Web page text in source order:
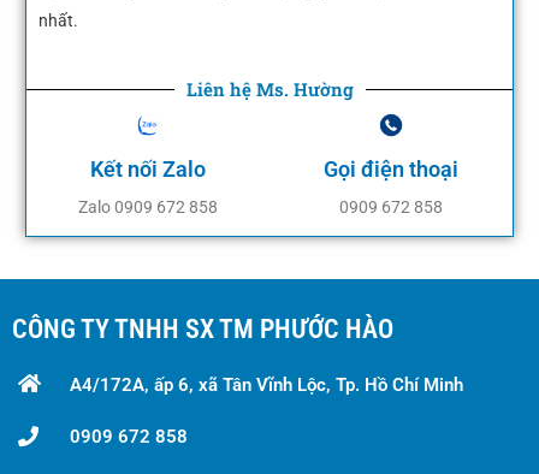
nhất.
Liên hệ Ms. Hường
Kết nối Zalo
Zalo 0909 672 858
Gọi điện thoại
0909 672 858
CÔNG TY TNHH SX TM PHƯỚC HÀO
A4/172A, ấp 6, xã Tân Vĩnh Lộc, Tp. Hồ Chí Minh
0909 672 858